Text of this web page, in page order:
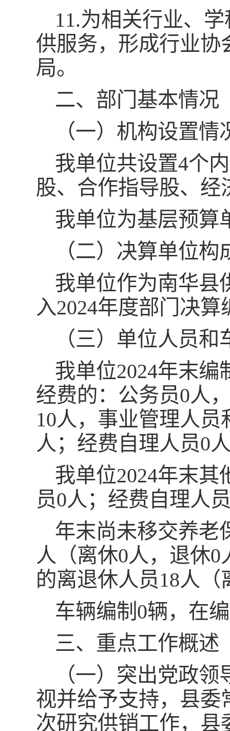
11.为相关行业、
供服务，形成行业协
局。
二、部门基本情况
（一）机构设置情
我单位共设置4个
股、合作指导股、经
我单位为基层预算
（二）决算单位构
我单位作为南华县
入2024年度部门决算
（三）单位人员
我单位2024年末
经费的：公务员0人
10人，事业管理人
人；经费自理人员0
我单位2024年末
员0人；经费自理人
年末尚未移交养老
人（离休0人，退休
的离退休人员18人
车辆编制0辆，在
三、重点工作概述
（一）突出党政
视并给予支持，县委
次研究供销工作，